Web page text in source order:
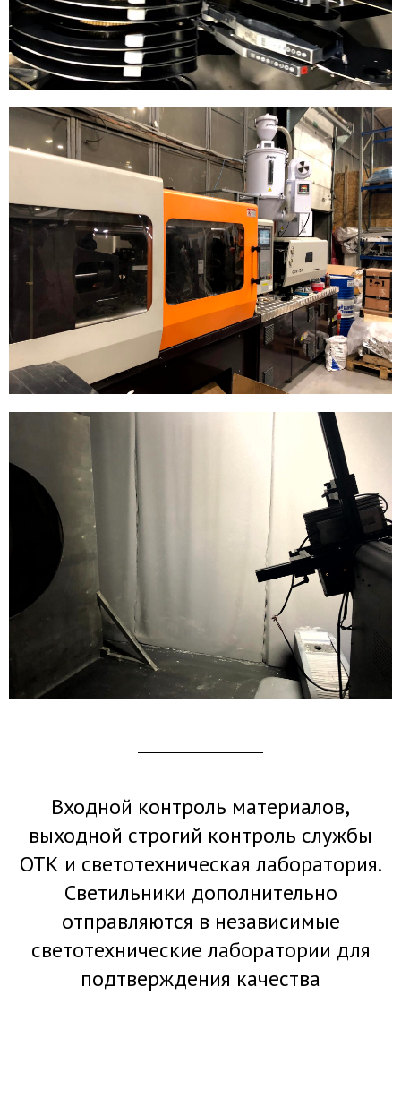
Входной контроль материалов,
выходной строгий контроль службы
ОТК и светотехническая лаборатория.
Светильники дополнительно
отправляются в независимые
светотехнические лаборатории для
подтверждения качества